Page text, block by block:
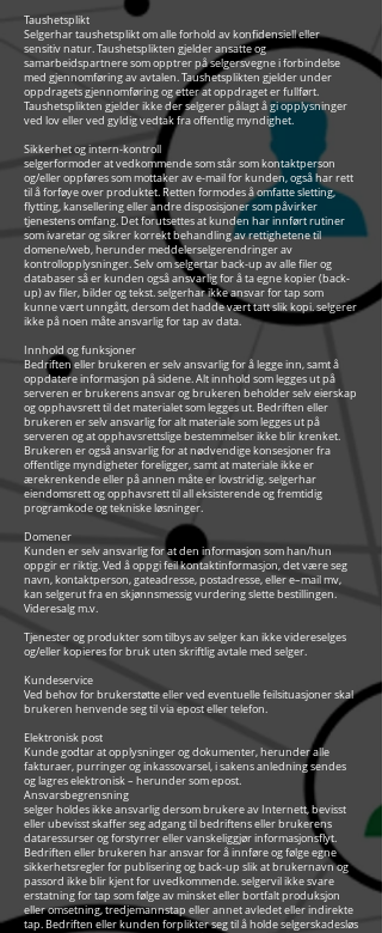
Taushetsplikt
Selgerhar taushetsplikt om alle forhold av konfidensiell eller
sensitiv natur. Taushetsplikten gjelder ansatte og
samarbeidspartnere som opptrer på selgersvegne i forbindelse
med gjennomføring av avtalen. Taushetsplikten gjelder under
oppdragets gjennomføring og etter at oppdraget er fullført.
Taushetsplikten gjelder ikke der selgerer pålagt å gi opplysninger
ved lov eller ved gyldig vedtak fra offentlig myndighet.
Sikkerhet og intern-kontroll
selgerformoder at vedkommende som står som kontaktperson
og/eller oppføres som mottaker av e-mail for kunden, også har rett
til å forføye over produktet. Retten formodes å omfatte sletting,
flytting, kansellering eller andre disposisjoner som påvirker
tjenestens omfang. Det forutsettes at kunden har innført rutiner
som ivaretar og sikrer korrekt behandling av rettighetene til
domene/web, herunder meddelerselgerendringer av
kontrollopplysninger. Selv om selgertar back-up av alle filer og
databaser så er kunden også ansvarlig for å ta egne kopier (back-
up) av filer, bilder og tekst. selgerhar ikke ansvar for tap som
kunne vært unngått, dersom det hadde vært tatt slik kopi. selgerer
ikke på noen måte ansvarlig for tap av data.
Innhold og funksjoner
Bedriften eller brukeren er selv ansvarlig for å legge inn, samt å
oppdatere informasjon på sidene. Alt innhold som legges ut på
serveren er brukerens ansvar og brukeren beholder selv eierskap
og opphavsrett til det materialet som legges ut. Bedriften eller
brukeren er selv ansvarlig for alt materiale som legges ut på
serveren og at opphavsrettslige bestemmelser ikke blir krenket.
Brukeren er også ansvarlig for at nødvendige konsesjoner fra
offentlige myndigheter foreligger, samt at materiale ikke er
ærekrenkende eller på annen måte er lovstridig. selgerhar
eiendomsrett og opphavsrett til all eksisterende og fremtidig
programkode og tekniske løsninger.
Domener
Kunden er selv ansvarlig for at den informasjon som han/hun
oppgir er riktig. Ved å oppgi feil kontaktinformasjon, det være seg
navn, kontaktperson, gateadresse, postadresse, eller e–mail mv,
kan selgerut fra en skjønnsmessig vurdering slette bestillingen.
Videresalg m.v.
Tjenester og produkter som tilbys av selger kan ikke videreselges
og/eller kopieres for bruk uten skriftlig avtale med selger.
Kundeservice
Ved behov for brukerstøtte eller ved eventuelle feilsituasjoner skal
brukeren henvende seg til via epost eller telefon.
Elektronisk post
Kunde godtar at opplysninger og dokumenter, herunder alle
fakturaer, purringer og inkassovarsel, i sakens anledning sendes
og lagres elektronisk – herunder som epost.
Ansvarsbegrensning
selger holdes ikke ansvarlig dersom brukere av Internett, bevisst
eller ubevisst skaffer seg adgang til bedriftens eller brukerens
dataressurser og forstyrrer eller vanskeliggjør informasjonsflyt.
Bedriften eller brukeren har ansvar for å innføre og følge egne
sikkerhetsregler for publisering og back-up slik at brukernavn og
passord ikke blir kjent for uvedkommende. selgervil ikke svare
erstatning for tap som følge av minsket eller bortfalt produksjon
eller omsetning, tredjemannstap eller annet avledet eller indirekte
tap. Bedriften eller kunden forplikter seg til å holde selgerskadesløs